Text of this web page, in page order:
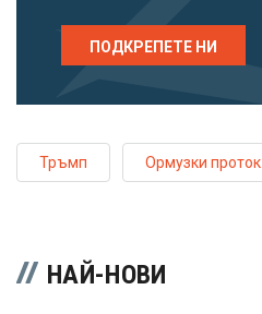
ПОДКРЕПЕТЕ НИ
Тръмп Ормузки проток
НАЙ-НОВИ